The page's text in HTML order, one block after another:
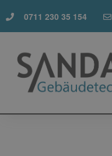
0711 230 35 154